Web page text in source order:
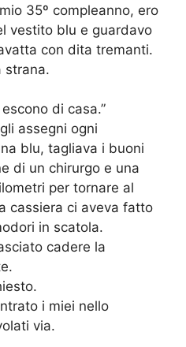
35º compleanno, ero
vestito blu e guardavo
con dita tremanti.
strana.
di casa.”
assegni ogni
blu, tagliava i buoni
di un chirurgo e una
per tornare al
cassiera ci aveva fatto
in scatola.
cadere la
i miei nello
via.